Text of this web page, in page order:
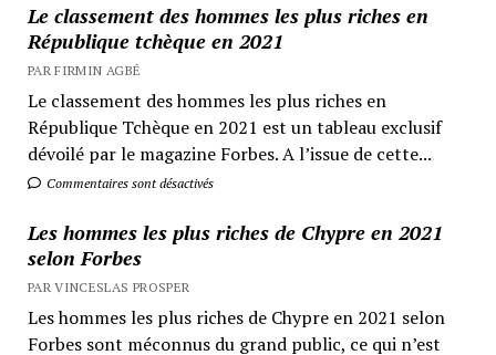
Le classement des hommes les plus riches en
République tchèque en 2021
PAR FIRMIN AGBÉ
Le classement des hommes les plus riches en
République Tchèque en 2021 est un tableau exclusif
dévoilé par le magazine Forbes. A l’issue de cette...
Commentaires sont désactivés
Les hommes les plus riches de Chypre en 2021
selon Forbes
PAR VINCESLAS PROSPER
Les hommes les plus riches de Chypre en 2021 selon
Forbes sont méconnus du grand public, ce qui n’est